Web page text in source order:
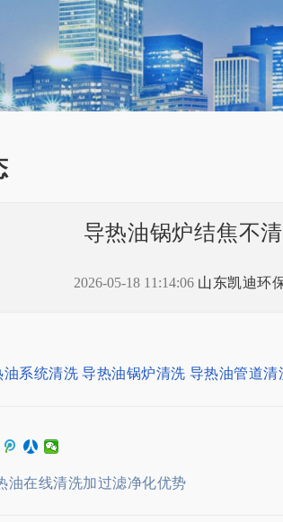
导热油锅炉结焦不
2026-05-18 11:14:06 山东凯迪环
油系统清洗 导热油锅炉清洗 导热油管道清
油在线清洗加过滤净化优势